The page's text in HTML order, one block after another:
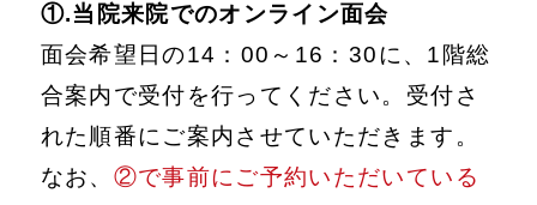
①.当院来院でのオンライン面会
面会希望日の14：00～16：30に、1階総
合案内で受付を行ってください。受付さ
れた順番にご案内させていただきます。
なお、 ②で事前にご予約いただいている